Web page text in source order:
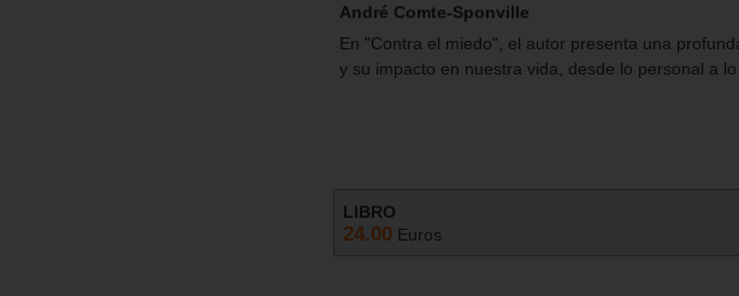
André Comte-Sponville
En "Contra el miedo", el autor presenta una
y su impacto en nuestra vida, desde lo personal a lo
LIBRO
24.00 Euros